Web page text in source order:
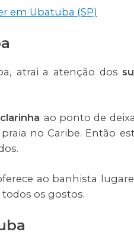
em Ubatuba (SP)
atrai a atenção dos
ao ponto de
no Caribe. Então
ao banhista
os gostos.